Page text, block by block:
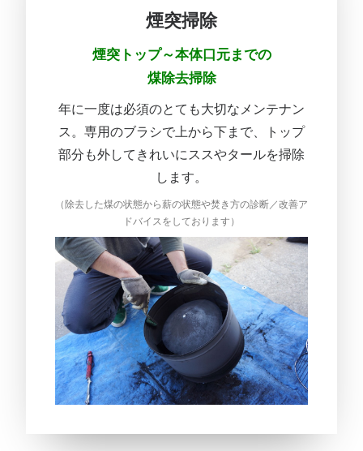
煙突掃除
煙突トップ～本体口元までの
煤除去掃除
年に一度は必須のとても大切なメンテナン
ス。専用のブラシで上から下まで、トップ
部分も外してきれいにススやタールを掃除
します。
（除去した煤の状態から薪の状態や焚き方の診断／改善ア
ドバイスをしております）